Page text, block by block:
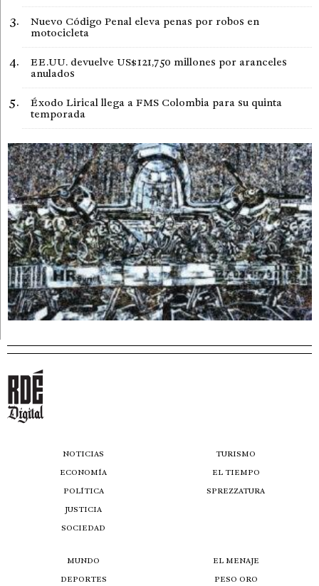
Nuevo Código Penal eleva penas por robos en
motocicleta
EE.UU. devuelve US$121,750 millones por aranceles
anulados
Éxodo Lirical llega a FMS Colombia para su quinta
temporada
NOTICIAS
ECONOMÍA
POLÍTICA
JUSTICIA
SOCIEDAD
TURISMO
EL TIEMPO
SPREZZATURA
MUNDO
DEPORTES
EL MENAJE
PESO ORO